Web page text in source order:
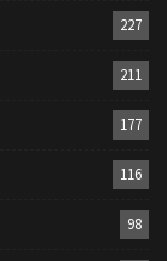
227
211
177
116
98